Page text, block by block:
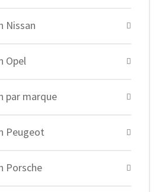
Nissan
Opel
par marque
Peugeot
Porsche